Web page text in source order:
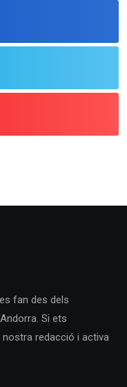
fan des dels
Si ets
redacció i activa